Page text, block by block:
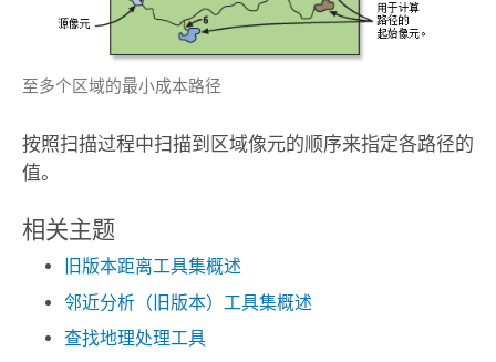
至多个区域的最小成本路径
按照扫描过程中扫描到区域像元的顺序来指定各路径的
值。
相关主题
旧版本距离工具集概述
邻近分析（旧版本）工具集概述
查找地理处理工具